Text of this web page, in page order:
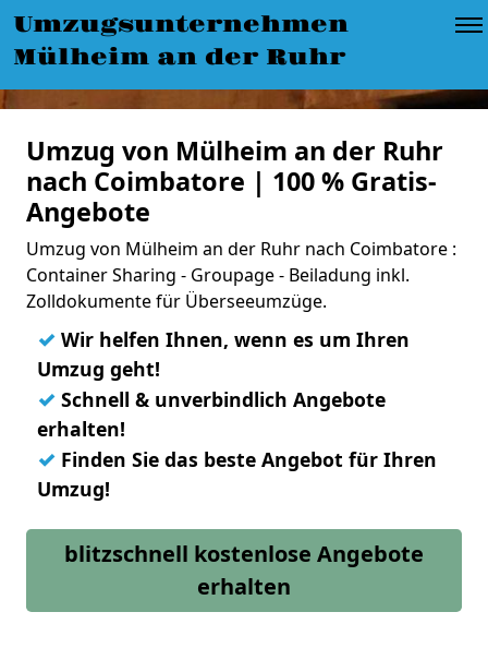
Umzugsunternehmen
Mülheim an der Ruhr
Umzug von Mülheim an der Ruhr
nach Coimbatore | 100 % Gratis-
Angebote
Umzug von Mülheim an der Ruhr nach Coimbatore :
Container Sharing - Groupage - Beiladung inkl.
Zolldokumente für Überseeumzüge.
✓ Wir helfen Ihnen, wenn es um Ihren
Umzug geht!
✓ Schnell & unverbindlich Angebote
erhalten!
✓ Finden Sie das beste Angebot für Ihren
Umzug!
blitzschnell kostenlose Angebote
erhalten